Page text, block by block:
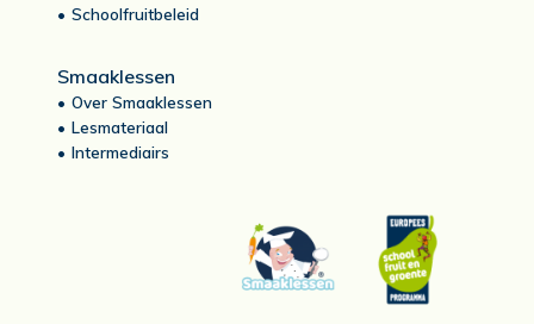
Schoolfruitbeleid
Smaaklessen
Over Smaaklessen
Lesmateriaal
Intermediairs